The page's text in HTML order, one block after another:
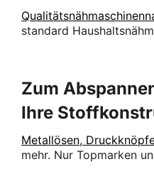
standard
Zum
Ihre
Metallösen,
mehr. Nur Topmarken